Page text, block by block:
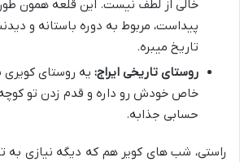
خالی از لطف نیست. این قلعه همون
پیداست، مربوط به دوره باستانه و
تاریخ میبره.
روستای تاریخی ایراج: یه روستای کویری
خاص خودش رو داره و قدم زدن تو
حسابی جذابه.
راستی، شب های کویر هم که دیگه نیازی به